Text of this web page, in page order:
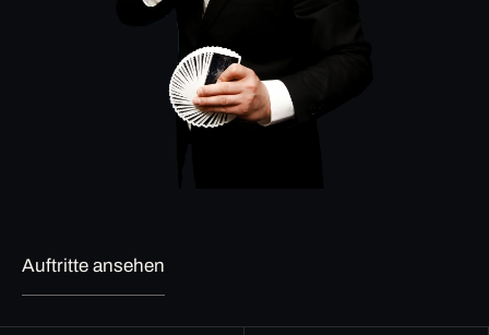
Auftritte ansehen